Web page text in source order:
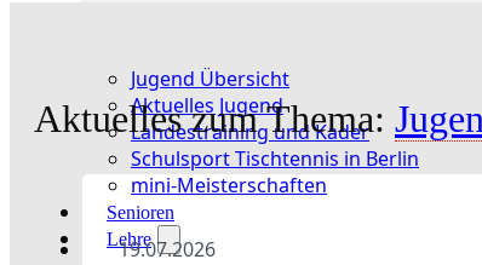
Jugend Übersicht
Aktuelles Jugend
Landestraining und Kader
Schulsport Tischtennis in Berlin
mini-Meisterschaften
Senioren
Lehre
Aktuelles zum Thema:
19.07.2026